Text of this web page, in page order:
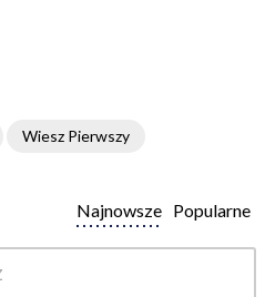
Wiesz Pierwszy
Popularne
Najnowsze